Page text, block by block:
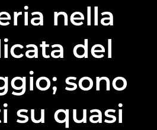
nella
del
sono
su quasi